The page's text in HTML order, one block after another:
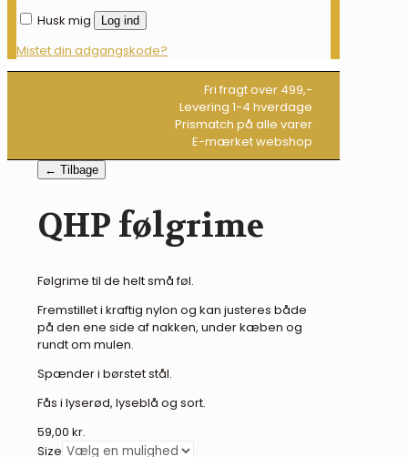
Husk mig Log ind
Mistet din adgangskode?
Fri fragt over 499,-
Levering 1-4 hverdage
Prismatch på alle varer
E-mærket webshop
← Tilbage
QHP følgrime
Følgrime til de helt små føl.
Fremstillet i kraftig nylon og kan justeres både
på den ene side af nakken, under kæben og
rundt om mulen.
Spænder i børstet stål.
Fås i lyserød, lyseblå og sort.
59,00 kr.
Size